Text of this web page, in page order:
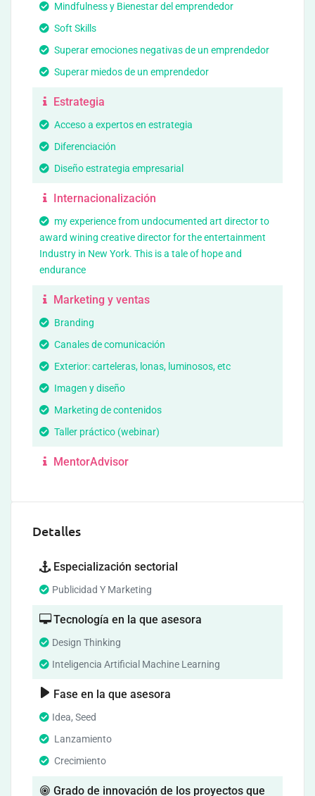
Mindfulness y Bienestar del emprendedor
Soft Skills
Superar emociones negativas de un emprendedor
Superar miedos de un emprendedor
Estrategia
Acceso a expertos en estrategia
Diferenciación
Diseño estrategia empresarial
Internacionalización
my experience from undocumented art director to
award wining creative director for the entertainment
Industry in New York. This is a tale of hope and
endurance
Marketing y ventas
Branding
Canales de comunicación
Exterior: carteleras, lonas, luminosos, etc
Imagen y diseño
Marketing de contenidos
Taller práctico (webinar)
MentorAdvisor
Detalles
Especialización sectorial
Publicidad Y Marketing
Tecnología en la que asesora
Design Thinking
Inteligencia Artificial Machine Learning
Fase en la que asesora
Idea, Seed
Lanzamiento
Crecimiento
Grado de innovación de los proyectos que